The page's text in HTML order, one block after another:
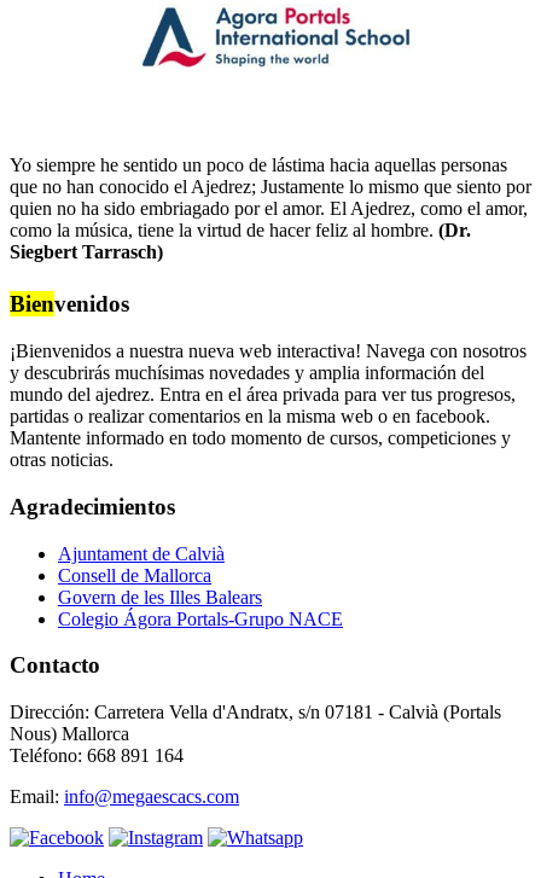
Yo siempre he sentido un poco de lástima hacia aquellas personas
que no han conocido el Ajedrez; Justamente lo mismo que siento por
quien no ha sido embriagado por el amor. El Ajedrez, como el amor,
como la música, tiene la virtud de hacer feliz al hombre. (Dr.
Siegbert Tarrasch)
Bienvenidos
¡Bienvenidos a nuestra nueva web interactiva! Navega con nosotros
y descubrirás muchísimas novedades y amplia información del
mundo del ajedrez. Entra en el área privada para ver tus progresos,
partidas o realizar comentarios en la misma web o en facebook.
Mantente informado en todo momento de cursos, competiciones y
otras noticias.
Agradecimientos
Ajuntament de Calvià
Consell de Mallorca
Govern de les Illes Balears
Colegio Ágora Portals-Grupo NACE
Contacto
Dirección: Carretera Vella d'Andratx, s/n 07181 - Calvià (Portals
Nous) Mallorca
Teléfono: 668 891 164
Email: info@megaescacs.com